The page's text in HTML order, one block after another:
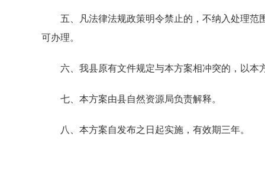
五、凡法律法规政策明令禁止的，不纳入处理范围
可办理。
六、我县原有文件规定与本方案相冲突的，以本
七、本方案由县自然资源局负责解释。
八、本方案自发布之日起实施，有效期三年。